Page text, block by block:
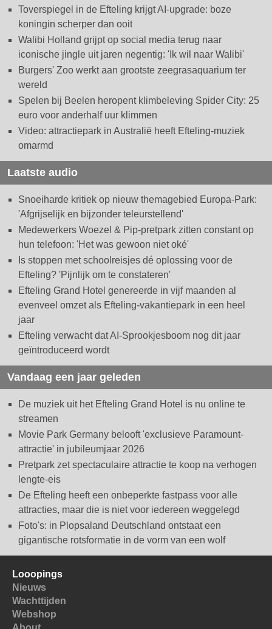
Toverspiegel in de Efteling krijgt AI-upgrade: boze
koningin scherper dan ooit
Walibi Holland grijpt op social media terug naar
iconische jingle uit jaren negentig: 'Ik wil naar Walibi'
Burgers' Zoo werkt aan grootste zeegrasaquarium ter
wereld
Spelen bij Beelen heropent klimbeleving Spider City: 25
euro voor anderhalf uur klimmen
Video: attractiepark in Australië heeft Efteling-muziek
omarmd
Laatste audio
Snoeiharde kritiek op nieuw themagebied Europa-Park:
'Afgrijselijk en bijzonder teleurstellend'
Medewerkers Woezel & Pip-pretpark zitten constant op
hun telefoon: 'Het was gewoon niet oké'
Is stoppen met schoolreisjes dé oplossing voor de
Efteling? 'Pijnlijk om te constateren'
Efteling Grand Hotel genereerde in vijf maanden al
evenveel omzet als Efteling-vakantiepark in een heel
jaar
Efteling verwacht dat AI-Sprookjesboom nog dit jaar
geïntroduceerd wordt
Vandaag een jaar geleden
De muziek uit het Efteling Grand Hotel is nu online te
streamen
Movie Park Germany belooft 'exclusieve Paramount-
attractie' in jubileumjaar 2026
Pretpark zet spectaculaire attractie te koop na verhogen
lengte-eis
De Efteling heeft een onbeperkte fastpass voor alle
attracties, maar die is niet voor iedereen weggelegd
Foto's: in Plopsaland Deutschland ontstaat een
gigantische rotsformatie in de vorm van een wolf
Looopings
Nieuws
Wachttijden
Webshop